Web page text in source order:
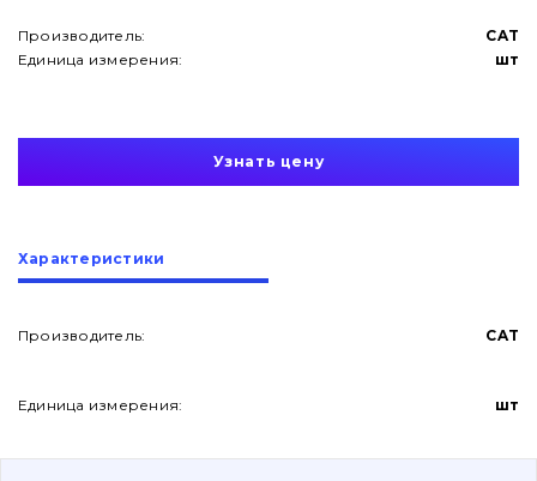
О нас
Контакты
Вакансии
Производитель:
CAT
Единица измерения:
шт
Узнать цену
Характеристики
Производитель: CAT
Единица измерения: шт